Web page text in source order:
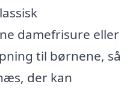
damefrisure eller
til børnene, så
der kan